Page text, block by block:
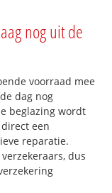
nog uit de
voorraad mee
dag nog
beglazing wordt
een
reparatie.
dus